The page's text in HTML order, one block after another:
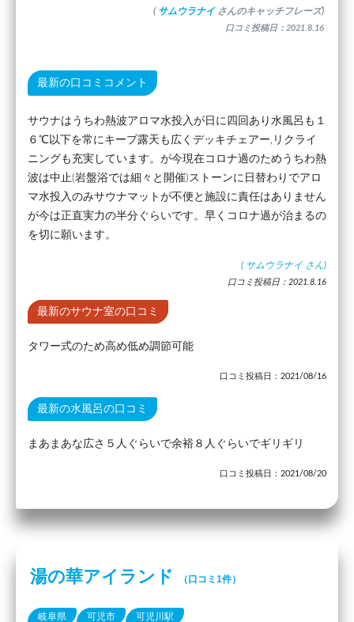
( サムウラナイ さんのキャッチフレーズ)
口コミ投稿日：2021.8.16
最新の口コミコメント
サウナはうちわ熱波アロマ水投入が日に四回あり水風呂も１
６℃以下を常にキープ露天も広くデッキチェアー,リクライ
ニングも充実しています。が今現在コロナ過のためうちわ熱
波は中止(岩盤浴では細々と開催)ストーンに日替わりでアロ
マ水投入のみサウナマットが不便と施設に責任はありません
が今は正直実力の半分ぐらいです。早くコロナ過が治まるの
を切に願います。
( サムウラナイ さん)
口コミ投稿日：2021.8.16
最新のサウナ室の口コミ
タワー式のため高め低め調節可能
口コミ投稿日：2021/08/16
最新の水風呂の口コミ
まあまあな広さ５人ぐらいで余裕８人ぐらいでギリギリ
口コミ投稿日：2021/08/20
湯の華アイランド （口コミ1件）
岐阜県 可児市 可児川駅